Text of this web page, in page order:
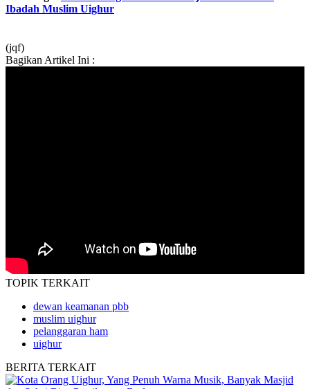
Ibadah Muslim Uighur
(jqf)
Bagikan Artikel Ini :
TOPIK TERKAIT
dewan keamanan pbb
muslim uighur
pelanggaran ham
uighur
BERITA TERKAIT